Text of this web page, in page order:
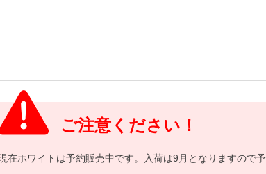
ご注意ください！
在ホワイトは予約販売中です。入荷は9月となりますので